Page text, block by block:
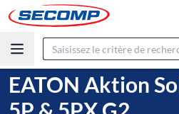
EATON Aktion